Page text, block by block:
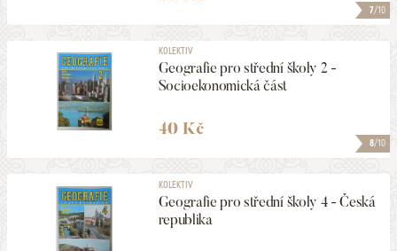
7/10
8/10
KOLEKTIV
Geografie pro střední školy 2 -
Socioekonomická část
40 Kč
KOLEKTIV
Geografie pro střední školy 4 - Česká
republika